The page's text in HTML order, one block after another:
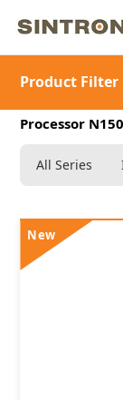
Processor N150
All Series
Product Filter
New